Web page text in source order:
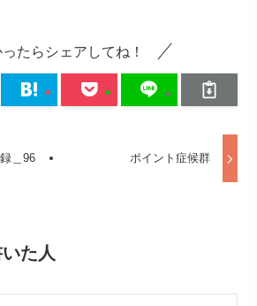
ったらシェアしてね！
＿96 ポイント症候群
た人